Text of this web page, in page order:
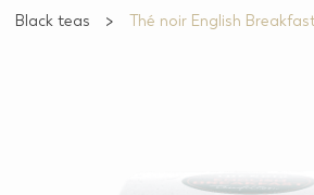
Black teas Thé noir English